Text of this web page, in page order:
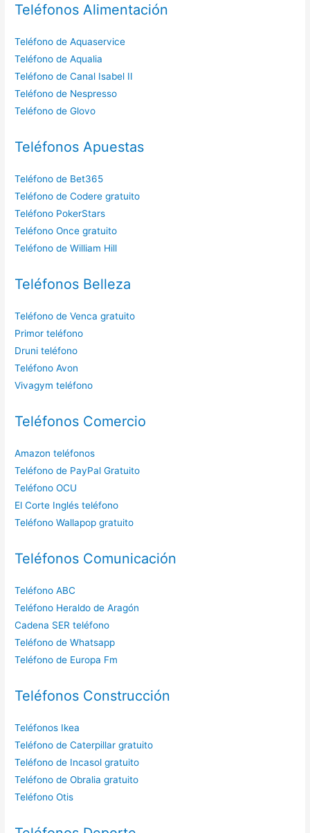
Teléfonos Alimentación
Teléfono de Aquaservice
Teléfono de Aqualia
Teléfono de Canal Isabel II
Teléfono de Nespresso
Teléfono de Glovo
Teléfonos Apuestas
Teléfono de Bet365
Teléfono de Codere gratuito
Teléfono PokerStars
Teléfono Once gratuito
Teléfono de William Hill
Teléfonos Belleza
Teléfono de Venca gratuito
Primor teléfono
Druni teléfono
Teléfono Avon
Vivagym teléfono
Teléfonos Comercio
Amazon teléfonos
Teléfono de PayPal Gratuito
Teléfono OCU
El Corte Inglés teléfono
Teléfono Wallapop gratuito
Teléfonos Comunicación
Teléfono ABC
Teléfono Heraldo de Aragón
Cadena SER teléfono
Teléfono de Whatsapp
Teléfono de Europa Fm
Teléfonos Construcción
Teléfonos Ikea
Teléfono de Caterpillar gratuito
Teléfono de Incasol gratuito
Teléfono de Obralia gratuito
Teléfono Otis